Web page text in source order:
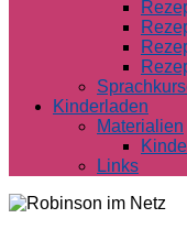
Kinderladen
Materialien
Links